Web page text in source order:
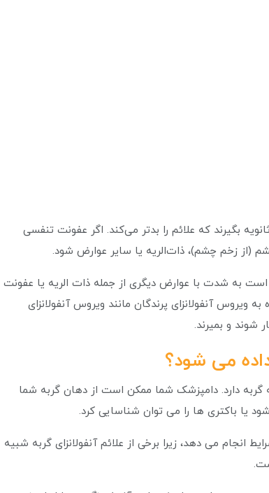
بگیرند که علائم را بدتر می‌کند. اگر عفونت تنفسی
(از زخم چشم)، ذات‌الریه یا سایر عوارض شود.
است به شدت با عوارض دیگری از جمله ذات الریه یا عفونت
ویروس آنفولانزای پرندگان مانند ویروس آنفولانزای
می شود؟
دارد. دامپزشک شما ممکن است از دهان گربه شما
یا باکتری ها را می توان شناسایی کرد.
انجام می دهد، زیرا برخی از علائم آنفولانزای گربه شبیه